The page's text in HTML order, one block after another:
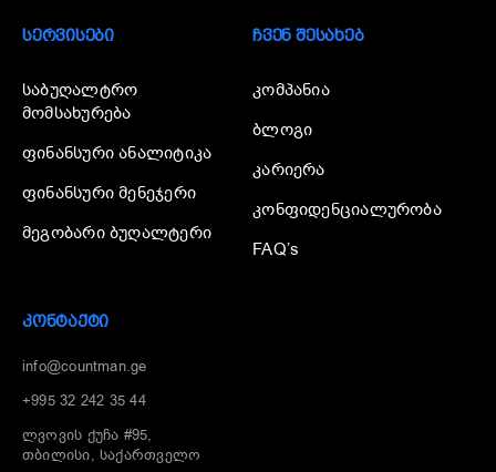
ᲡᲔᲠᲕᲘᲡᲔᲑᲘ
საბუღალტრო
მომსახურება
ფინანსური ანალიტიკა
ფინანსური მენეჯერი
მეგობარი ბუღალტერი
ᲩᲕᲔᲜ ᲨᲔᲡᲐᲮᲔᲑ
კომპანია
ბლოგი
კარიერა
კონფიდენციალურობა
FAQ’s
ᲙᲝᲜᲢᲐᲥᲢᲘ
info@countman.ge
+995 32 242 35 44
ლვოვის ქუჩა #95,
თბილისი, საქართველო